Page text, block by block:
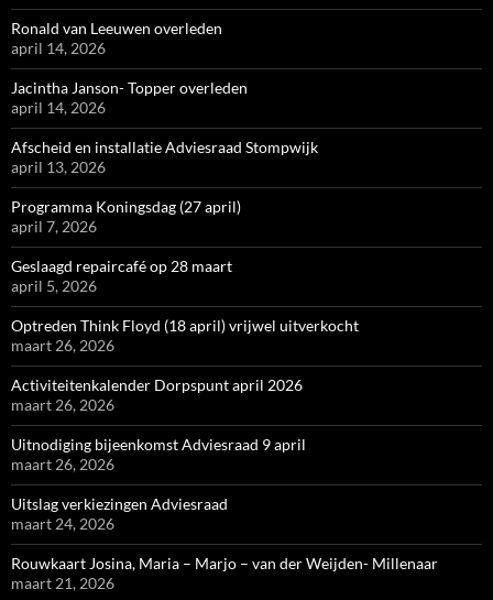
Ronald van Leeuwen overleden
april 14, 2026
Jacintha Janson- Topper overleden
april 14, 2026
Afscheid en installatie Adviesraad Stompwijk
april 13, 2026
Programma Koningsdag (27 april)
april 7, 2026
Geslaagd repaircafé op 28 maart
april 5, 2026
Optreden Think Floyd (18 april) vrijwel uitverkocht
maart 26, 2026
Activiteitenkalender Dorpspunt april 2026
maart 26, 2026
Uitnodiging bijeenkomst Adviesraad 9 april
maart 26, 2026
Uitslag verkiezingen Adviesraad
maart 24, 2026
Rouwkaart Josina, Maria – Marjo – van der Weijden- Millenaar
maart 21, 2026